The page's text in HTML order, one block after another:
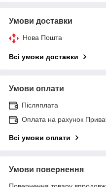
Умови доставки
Нова Пошта
Всі умови доставки
Умови оплати
Післяплата
Оплата на рахунок
Всі умови оплати
Умови повернення